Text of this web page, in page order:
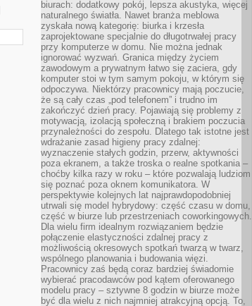
biurach: dodatkowy pokój, lepsza akustyka, więcej
naturalnego światła. Nawet branża meblowa
zyskała nową kategorię: biurka i krzesła
zaprojektowane specjalnie do długotrwałej pracy
przy komputerze w domu. Nie można jednak
ignorować wyzwań. Granica między życiem
zawodowym a prywatnym łatwo się zaciera, gdy
komputer stoi w tym samym pokoju, w którym się
odpoczywa. Niektórzy pracownicy mają poczucie,
że są cały czas „pod telefonem” i trudno im
zakończyć dzień pracy. Pojawiają się problemy z
motywacją, izolacją społeczną i brakiem poczucia
przynależności do zespołu. Dlatego tak istotne jest
wdrażanie zasad higieny pracy zdalnej:
wyznaczenie stałych godzin, przerw, aktywności
poza ekranem, a także troska o realne spotkania –
choćby kilka razy w roku – które pozwalają ludziom
się poznać poza oknem komunikatora. W
perspektywie kolejnych lat najprawdopodobniej
utrwali się model hybrydowy: część czasu w domu,
część w biurze lub przestrzeniach coworkingowych.
Dla wielu firm idealnym rozwiązaniem będzie
połączenie elastyczności zdalnej pracy z
możliwością okresowych spotkań twarzą w twarz,
wspólnego planowania i budowania więzi.
Pracownicy zaś będą coraz bardziej świadomie
wybierać pracodawców pod kątem oferowanego
modelu pracy – sztywne 8 godzin w biurze może
być dla wielu z nich najmniej atrakcyjną opcją. To,